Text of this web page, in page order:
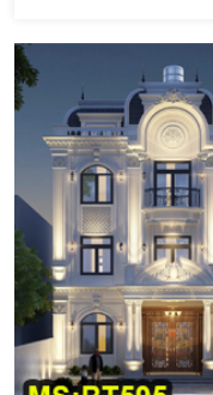
trương nét đẹp của một
thì việc […]